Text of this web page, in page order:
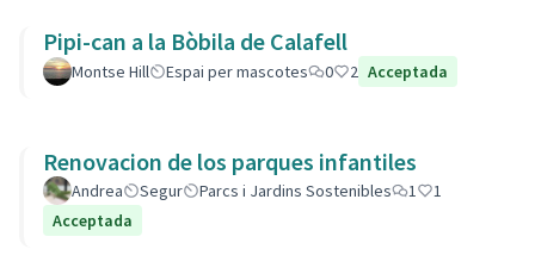
Pipi-can a la Bòbila de Calafell
Montse Hill Espai per mascotes 0 2 Acceptada
Renovacion de los parques infantiles
Andrea Segur Parcs i Jardins Sostenibles 1
1
Acceptada